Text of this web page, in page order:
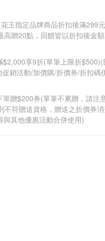
王指定品牌商品折扣後滿299
高贈20點，回饋皆以折扣後金
享9折(單筆上限折$500)(
銷活動/加價購/折價券/折扣碼
贈$200券(單筆不累贈，請注
不符贈送資格，贈送之折價券
其他優惠活動合併使用)